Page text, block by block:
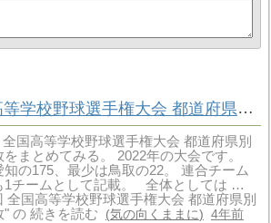
第104回 全国高等学校野球選手権大会 都道府県別出場校数
国高等学校野球選手権大会 都道府県別
をまとめてみる。 2022年の大会です。
知の175、最少は鳥取の22。 連合チーム
1チームとして記載。 全体としては …
全国高等学校野球選手権大会 都道府県別
" の 続きを読む
気の向くままに 4年前